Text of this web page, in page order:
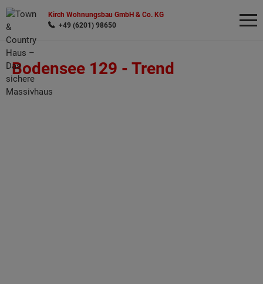
Kirch Wohnungsbau GmbH & Co. KG
+49 (6201) 98650
Bodensee 129 - Trend
Wonach möchten Sie suchen?